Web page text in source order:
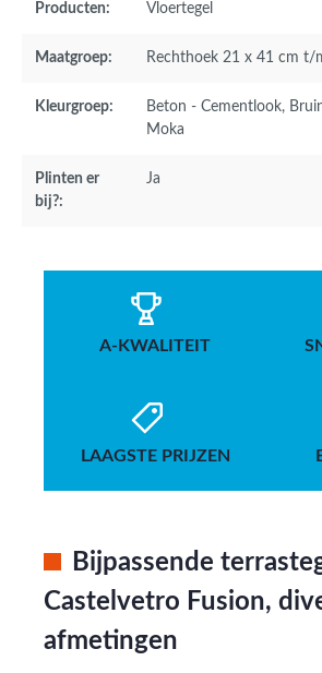
Producten: Vloertegel
Maatgroep: Rechthoek 21 x 41 cm t/
Kleurgroep: Beton - Cementlook,
Moka
Plinten er
bij?:
Ja
A-KWALITEIT
LAAGSTE PRIJZEN
Bijpassende
Castelvetro Fusion,
afmetingen